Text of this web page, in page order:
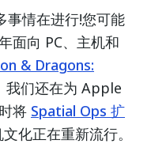
情在进行!您可能
面向 PC、主机和
& Dragons:
我们还在为 Apple
将 Spatial Ops 扩
化正在重新流行。